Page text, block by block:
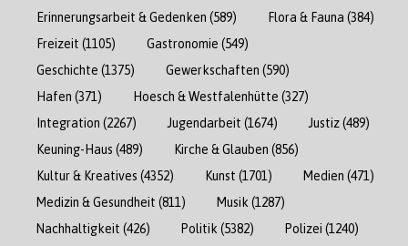
Erinnerungsarbeit & Gedenken (589) Flora & Fauna (384)
Freizeit (1105) Gastronomie (549)
Geschichte (1375) Gewerkschaften (590)
Hafen (371) Hoesch & Westfalenhütte (327)
Integration (2267) Jugendarbeit (1674) Justiz(489)
Keuning-Haus (489) Kirche & Glauben (856)
Kultur & Kreatives (4352) Kunst (1701) Medien (471)
Medizin & Gesundheit (811) Musik(1287)
Nachhaltigkeit (426) Politik(5382) Polizei (1240)